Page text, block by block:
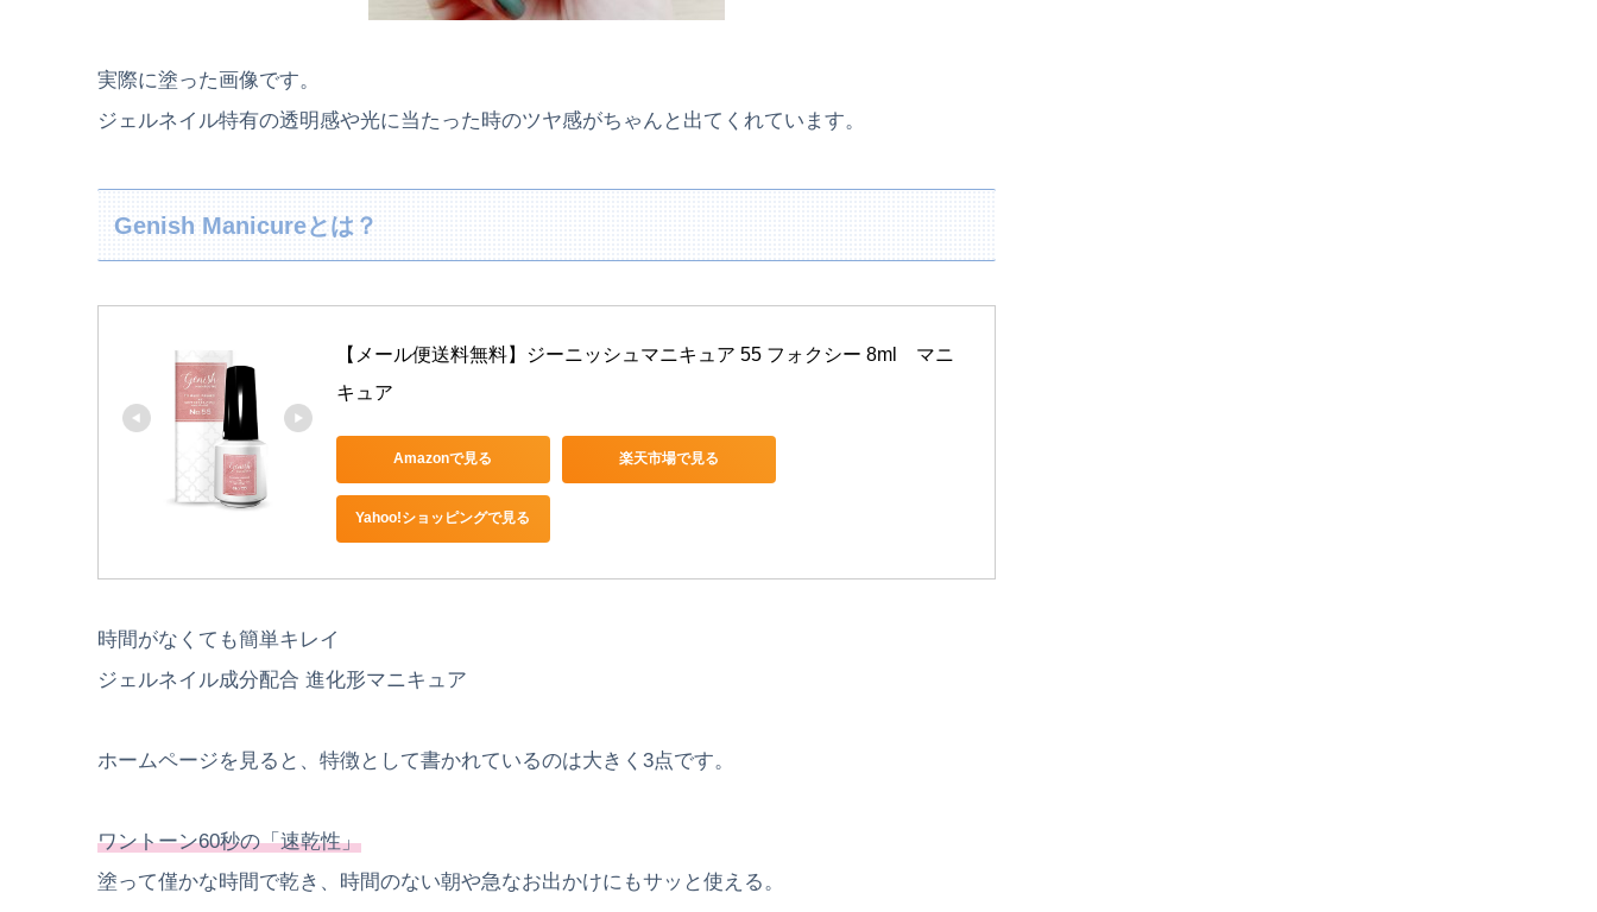
実際に塗った画像です。
ジェルネイル特有の透明感や光に当たった時のツヤ感がちゃんと出てくれています。
Genish Manicureとは？
【メール便送料無料】ジーニッシュマニキュア 55 フォクシー 8ml　マニ
キュア
Amazonで見る 楽天市場で見る
Yahoo!ショッピングで見る
時間がなくても簡単キレイ
ジェルネイル成分配合 進化形マニキュア
ホームページを見ると、特徴として書かれているのは大きく3点です。
ワントーン60秒の「速乾性」
塗って僅かな時間で乾き、時間のない朝や急なお出かけにもサッと使える。